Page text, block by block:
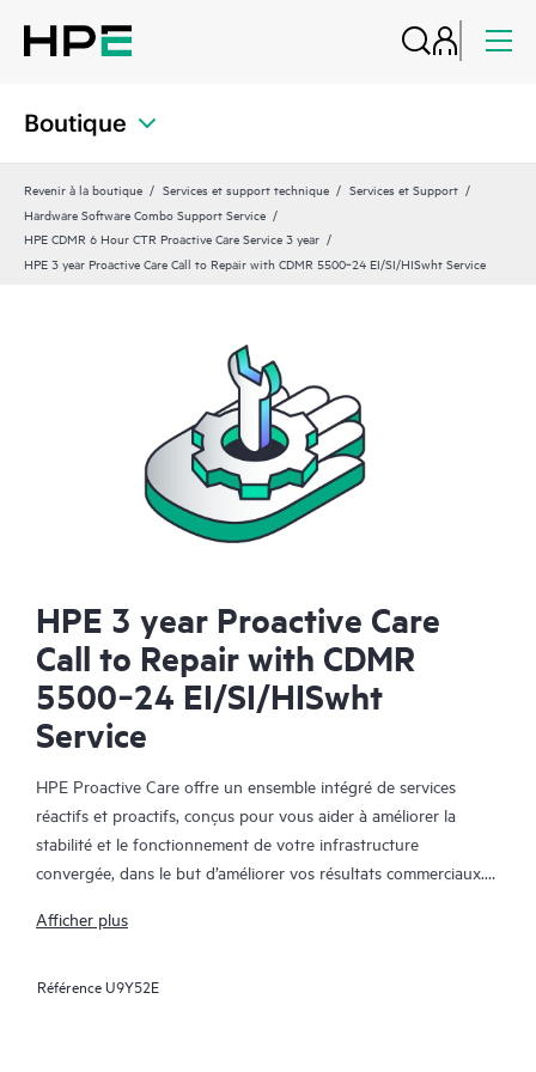
Boutique
Revenir à la boutique Services et support technique
Services et Support
Hardware Software Combo Support Service
HPE CDMR 6 Hour CTR Proactive Care Service 3 year
HPE 3 year Proactive Care Call to Repair with CDMR 5500‑24 EI/SI/HISwht Service
HPE 3 year Proactive Care
Call to Repair with CDMR
5500‑24 EI/SI/HISwht
Service
HPE Proactive Care offre un ensemble intégré de services
réactifs et proactifs, conçus pour vous aider à améliorer la
stabilité et le fonctionnement de votre infrastructure
convergée, dans le but d’améliorer vos résultats commerciaux.
nombreux composants ont besoin de fonctionner ensemble
pour prendre en charge les appareils dans ces environnements,
Afficher plus
RéférenceU9Y52E